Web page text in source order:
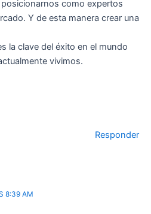
como expertos
Y de esta manera crear una
la clave del éxito en el mundo
vivimos.
Responder
8:39 AM